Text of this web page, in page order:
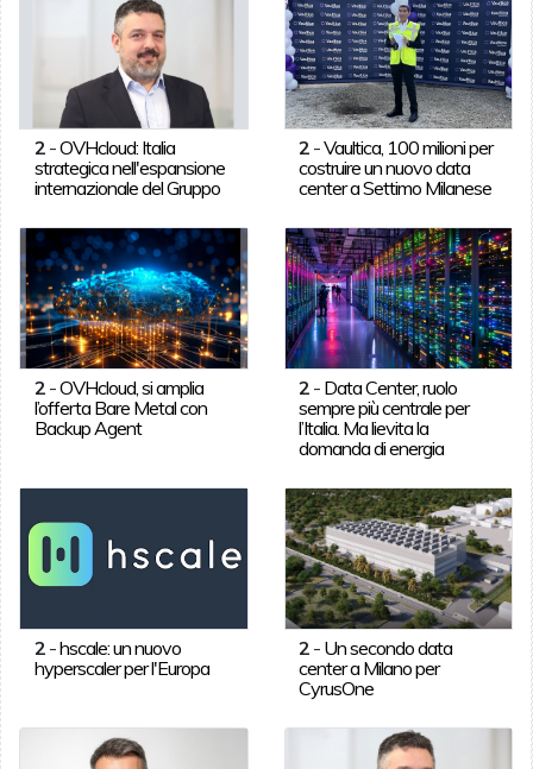
2-OVHcloud: Italia
strategica nell'espansione
internazionale del Gruppo
2 -Vaultica, 100 milioni per
costruire un nuovo data
center a Settimo Milanese
2-OVHcloud, si amplia
l’offerta Bare Metal con
Backup Agent
2 - Data Center, ruolo
sempre più centrale per
l’Italia. Ma lievita la
domanda di energia
2-hscale: un nuovo
hyperscaler per l'Europa
2 - Un secondo data
center a Milano per
CyrusOne